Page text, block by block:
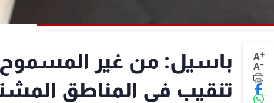
A+
A-
باسيل: من غير المسموح
تنقيب في المناطق